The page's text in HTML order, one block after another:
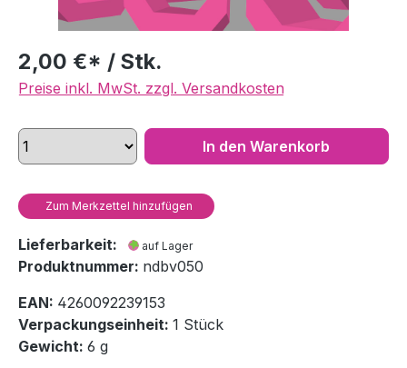
2,00 €* / Stk.
Preise inkl. MwSt. zzgl. Versandkosten
In den Warenkorb
Zum Merkzettel hinzufügen
Lieferbarkeit: auf Lager
Produktnummer: ndbv050
EAN: 4260092239153
Verpackungseinheit: 1 Stück
Gewicht: 6 g